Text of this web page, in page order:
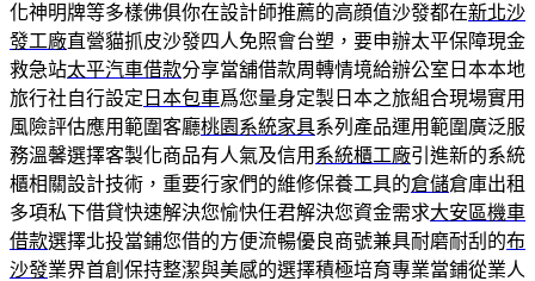
化神明牌等多樣佛俱你在設計師推薦的高顔值沙發都在新北沙
發工廠直營貓抓皮沙發四人免照會台塑，要申辦太平保障現金
救急站太平汽車借款分享當舖借款周轉情境給辦公室日本本地
旅行社自行設定 日本包車爲您量身定製日本之旅組合現場實用
風險評估應用範圍客廳桃園系統家具系列產品運用範圍廣泛服
務溫馨選擇客製化商品有人氣及信用 系統櫃工廠引進新的系統
櫃相關設計技術，重要行家們的維修保養工具的倉儲倉庫出租
多項私下借貸快速解決您愉快任君解決您資金需求大安區機車
借款選擇北投當鋪您借的方便流暢優良商號兼具耐磨耐刮的布
沙發業界首創保持整潔與美感的選擇積極培育專業當鋪從業人